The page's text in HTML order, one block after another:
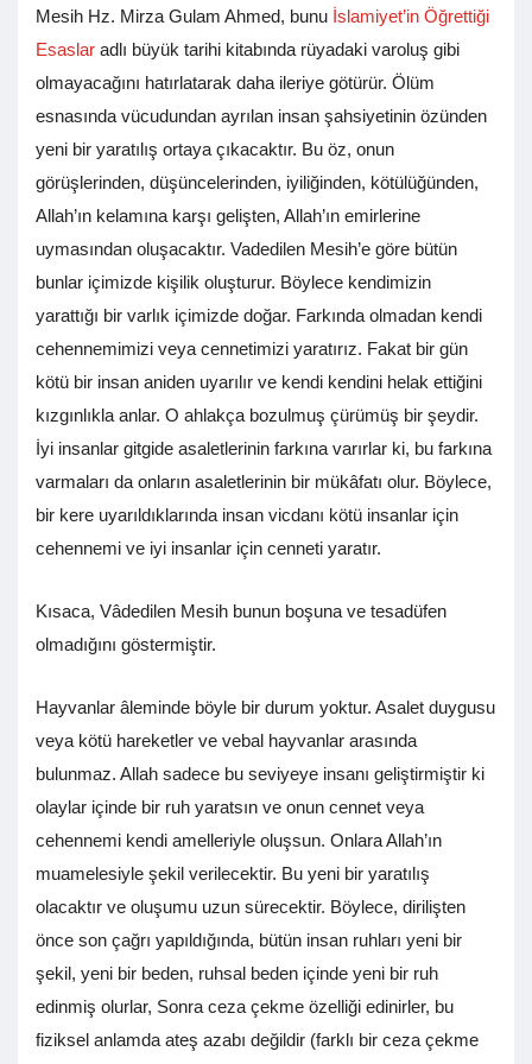
Mesih Hz. Mirza Gulam Ahmed, bunu İslamiyet’in Öğrettiği
Esaslar adlı büyük tarihi kitabında rüyadaki varoluş gibi
olmayacağını hatırlatarak daha ileriye götürür. Ölüm
esnasında vücudundan ayrılan insan şahsiyetinin özünden
yeni bir yaratılış ortaya çıkacaktır. Bu öz, onun
görüşlerinden, düşüncelerinden, iyiliğinden, kötülüğünden,
Allah’ın kelamına karşı gelişten, Allah’ın emirlerine
uymasından oluşacaktır. Vadedilen Mesih’e göre bütün
bunlar içimizde kişilik oluşturur. Böylece kendimizin
yarattığı bir varlık içimizde doğar. Farkında olmadan kendi
cehennemimizi veya cennetimizi yaratırız. Fakat bir gün
kötü bir insan aniden uyarılır ve kendi kendini helak ettiğini
kızgınlıkla anlar. O ahlakça bozulmuş çürümüş bir şeydir.
İyi insanlar gitgide asaletlerinin farkına varırlar ki, bu farkına
varmaları da onların asaletlerinin bir mükâfatı olur. Böylece,
bir kere uyarıldıklarında insan vicdanı kötü insanlar için
cehennemi ve iyi insanlar için cenneti yaratır.
Kısaca, Vâdedilen Mesih bunun boşuna ve tesadüfen
olmadığını göstermiştir.
Hayvanlar âleminde böyle bir durum yoktur. Asalet duygusu
veya kötü hareketler ve vebal hayvanlar arasında
bulunmaz. Allah sadece bu seviyeye insanı geliştirmiştir ki
olaylar içinde bir ruh yaratsın ve onun cennet veya
cehennemi kendi amelleriyle oluşsun. Onlara Allah’ın
muamelesiyle şekil verilecektir. Bu yeni bir yaratılış
olacaktır ve oluşumu uzun sürecektir. Böylece, dirilişten
önce son çağrı yapıldığında, bütün insan ruhları yeni bir
şekil, yeni bir beden, ruhsal beden içinde yeni bir ruh
edinmiş olurlar, Sonra ceza çekme özelliği edinirler, bu
fiziksel anlamda ateş azabı değildir (farklı bir ceza çekme